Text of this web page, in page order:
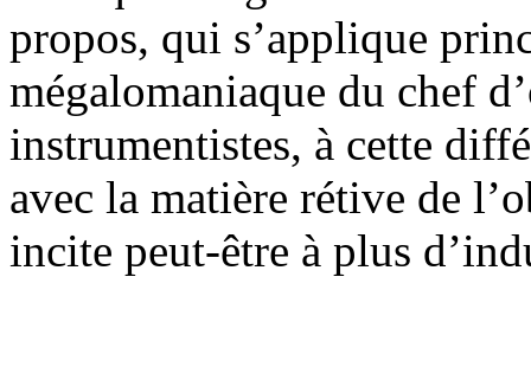
propos, qui s’applique
mégalomaniaque du chef
instrumentistes, à cette
avec la matière rétive de
incite peut-être à plus